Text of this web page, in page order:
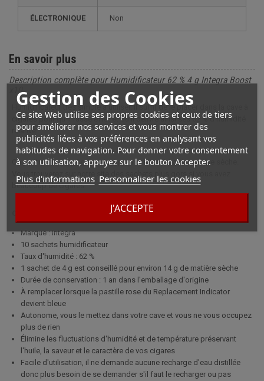
Gestion des Cookies
Ce site Web utilise ses propres cookies et ceux de tiers
pour améliorer nos services et vous montrer des
publicités liées à vos préférences en analysant vos
habitudes de navigation. Pour donner votre consentement
à son utilisation, appuyez sur le bouton Accepter.
Plus d'informations Personnaliser les cookies
J'ACCEPTE
ÉLECTRONIQUE non
En savoir plus
Description complète pour Humidificateur 62 % 4 g Integra Boost
x10
Humidificateur très simple à utiliser. Il suffit de le placer dans la cave à
cigares pour qu'il fasse effet et qu'il délivre ainsi ses 62 % d'humidité
relative.
Ce petit sachet de 4 g convient pour environ 14 g de matière sèche.
Vous trouverez sur notre site des sachets plus gors si vous avez
beaucoup de cigares.
Marque : Integra
10 sachets humidificateur
Taux d'humidité : 62 %
1 sachet de 4 g est conseillé pour environ 14 g de matière sèche
Durée de conservation : 1 an dans l'emballage d'origine
À remplacer lorsque la pastille rose du Replacement Indicator
devient bleue
Autonome, vous le mettez dans votre cave et vous ne vous occupez
plus de rien
Élimine les fluctuations d'humidité et de température préservant
l'huile, la saveur et le caractère de vos cigares
Facile d'utilisation, il ne demande aucune recharge d'eau distillée
donc plus besoin de se demander s'il faut le recharger ou pas